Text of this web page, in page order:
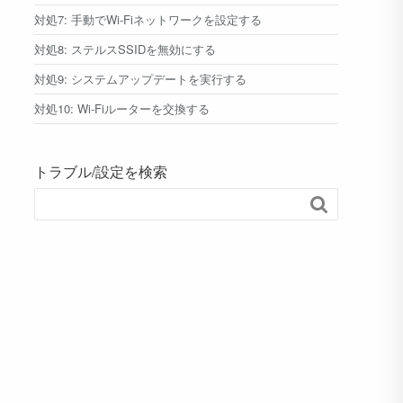
対処7: 手動でWi-Fiネットワークを設定する
対処8: ステルスSSIDを無効にする
対処9: システムアップデートを実行する
対処10: Wi-Fiルーターを交換する
トラブル/設定を検索
